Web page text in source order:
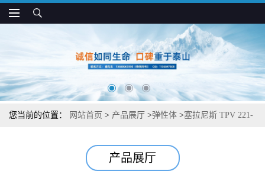
您当前的位置： 网站首页 > 产品展厅 >弹性体 >塞拉尼斯 TPV 221-
产品展厅